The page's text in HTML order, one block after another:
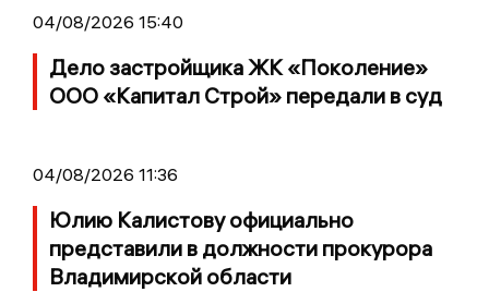
04/08/2026 15:40
Дело застройщика ЖК «Поколение»
ООО «Капитал Строй» передали в суд
04/08/2026 11:36
Юлию Калистову официально
представили в должности прокурора
Владимирской области